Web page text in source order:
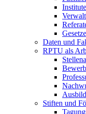
Institute
Daten und
RPTU als
Stiften und